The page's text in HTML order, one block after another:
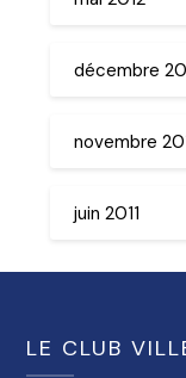
décembre
novembre
juin 2011
LE CLUB